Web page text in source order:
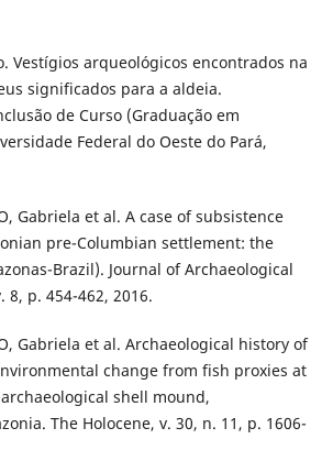
Vestígios arqueológicos encontrados na
significados para a aldeia.
de Curso (Graduação em
Federal do Oeste do Pará,
Gabriela et al. A case of subsistence
pre-Columbian settlement: the
Brazil). Journal of Archaeological
8, p. 454-462, 2016.
Gabriela et al. Archaeological history of
change from fish proxies at
shell mound,
The Holocene, v. 30, n. 11, p. 1606-